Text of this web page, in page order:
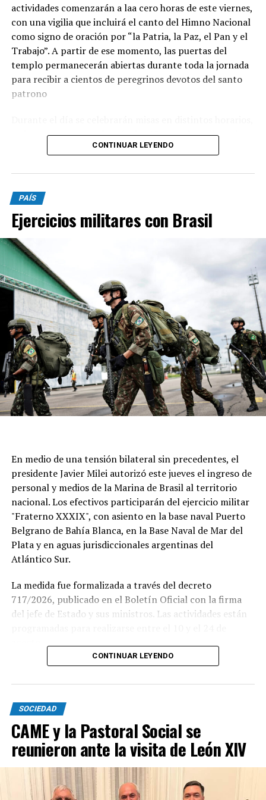
actividades comenzarán a laa cero horas de este viernes,
con una vigilia que incluirá el canto del Himno Nacional
como signo de oración por “la Patria, la Paz, el Pan y el
Trabajo”. A partir de ese momento, las puertas del
templo permanecerán abiertas durante toda la jornada
para recibir a cientos de peregrinos devotos del santo
patrono
y el momento central será a las 15, cuando se llevará
adelante la tradicional procesión con la imagen de San
presidida por monseñor Ernesto Giobando y finalizará
con la santa misa principal.
Desde la parroquia invitaron a toda la comunidad a
participar de la celebración y a acercarse con sus
intenciones y pedidos. “Juntos renovemos la esperanza y
pidamos la intercesión de nuestro Patrono para
alcanzar la gracia que más necesitamos”, señalaron.
Este 7 de agosto, una vez más, la parroquia ubicada en
calle Moreno al 6700 seá epicentro de cientos de fieles
para acompañar al santo y renovar una tradición que
atraviesa generaciones.
CONTINUAR LEYENDO
PAÍS
Ejercicios militares con Brasil
En medio de una tensión bilateral sin precedentes, el
presidente Javier Milei autorizó este jueves el ingreso de
personal y medios de la Marina de Brasil al territorio
nacional. Los efectivos participarán del ejercicio militar
"Fraterno XXXIX", con asiento en la base naval Puerto
Belgrano de Bahía Blanca, en la Base Naval de Mar del
Plata y en aguas jurisdiccionales argentinas del
Atlántico Sur.
La medida fue formalizada a través del decreto
717/2026, publicado en el Boletín Oficial con la firma
del jefe de Estado y sus ministros. Las actividades están
1978 y busca incrementar el adiestramiento y la
interoperabilidad en operaciones navales y anfibias.
Según los considerandos del decreto, el fin es
estandarizar y simplificar los procesos de planeamiento
entre ambas armadas.
El texto oficial destaca que la participación argentina en
estas maniobras señala su compromiso con la seguridad
CONTINUAR LEYENDO
SOCIEDAD
CAME y la Pastoral Social se
reunieron ante la visita de León XIV